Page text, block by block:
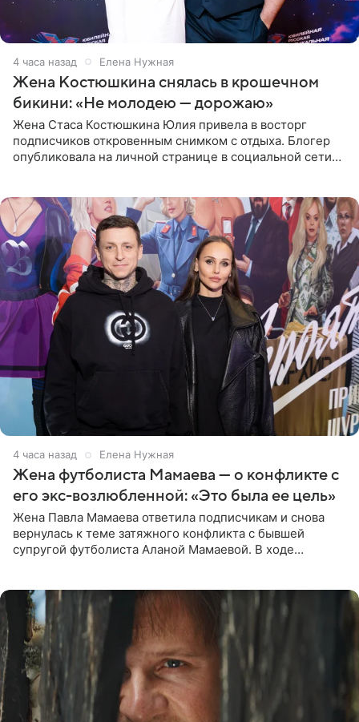
4 часа назад Елена Нужная
Жена Костюшкина снялась в крошечном
бикини: «Не молодею — дорожаю»
Жена Стаса Костюшкина Юлия привела в восторг
подписчиков откровенным снимком с отдыха. Блогер
опубликовала на личной странице в социальной сети
4 часа назад Елена Нужная
Жена футболиста Мамаева — о конфликте с
его экс-возлюбленной: «Это была ее цель»
Жена Павла Мамаева ответила подписчикам и снова
вернулась к теме затяжного конфликта с бывшей
супругой футболиста Аланой Мамаевой. В ходе